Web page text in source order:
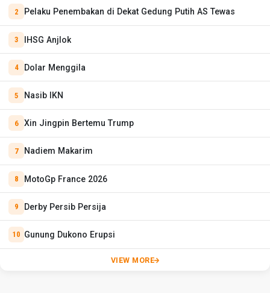
Pelaku Penembakan di Dekat Gedung Putih AS Tewas
IHSG Anjlok
Dolar Menggila
Nasib IKN
Xin Jingpin Bertemu Trump
Nadiem Makarim
MotoGp France 2026
Derby Persib Persija
Gunung Dukono Erupsi
VIEW MORE